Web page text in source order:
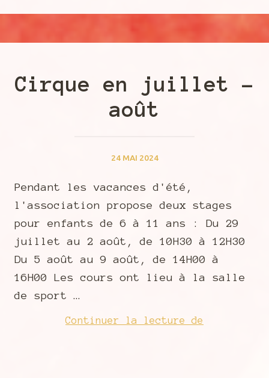
Cirque en juillet –
août
24 MAI 2024
Pendant les vacances d'été,
l'association propose deux stages
pour enfants de 6 à 11 ans : Du 29
juillet au 2 août, de 10H30 à 12H30
Du 5 août au 9 août, de 14H00 à
16H00 Les cours ont lieu à la salle
de sport …
Continuer la lecture de